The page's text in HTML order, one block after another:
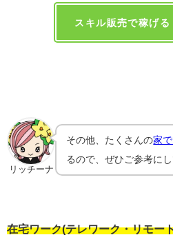
スキル販売で稼げる
リッチーナ
その他、たくさんの家
るので、ぜひご参考に
在宅ワーク(テレワーク・リモー